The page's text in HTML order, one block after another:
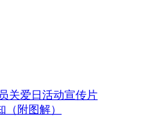
关爱日活动宣传片
附图解）